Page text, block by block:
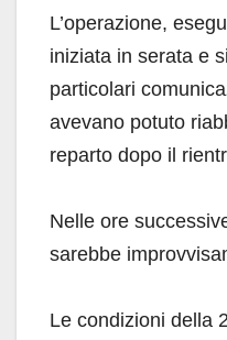
L’operazione,
iniziata in serata e
particolari
avevano potuto
reparto dopo il
Nelle ore
sarebbe
Le condizioni della